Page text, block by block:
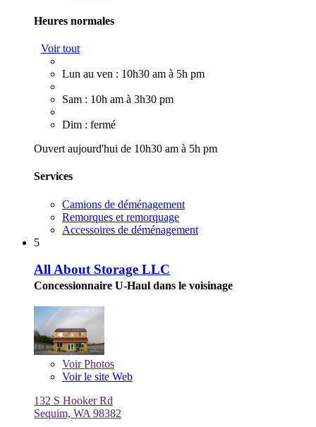
Heures normales
Voir tout
Lun au ven : 10h30 am à 5h pm
Sam : 10h am à 3h30 pm
Dim : fermé
Ouvert aujourd'hui de 10h30 am à 5h pm
Services
Camions de déménagement
Remorques et remorquage
Accessoires de déménagement
5
All About Storage LLC
Concessionnaire U-Haul dans le voisinage
VoirPhotos
Voir le site Web
132 S Hooker Rd
Sequim, WA 98382